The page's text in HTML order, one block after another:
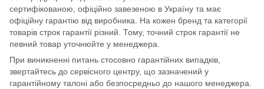
сертифікованою, офіційно завезеною в Україну та має
офіційну гарантію від виробника. На кожен бренд та категорії
товарів строк гарантії різний. Тому, точний строк гарантії не
певний товар уточнюйте у менеджера.
При виникненні питань стосовно гарантійних випадків,
звертайтесь до сервісного центру, що зазначений у
гарантійному талоні або безпосредньо до нашого менеджера.